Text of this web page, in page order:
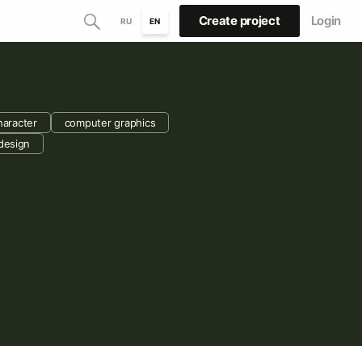
RU EN Create project Login
computer graphics